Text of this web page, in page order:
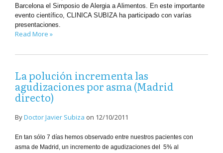
Barcelona el Simposio de Alergia a Alimentos. En este importante
evento científico, CLINICA SUBIZA ha participado con varías
presentaciones.
Read More »
La polución incrementa las
agudizaciones por asma (Madrid
directo)
ByDoctor Javier Subiza on 12/10/2011
En tan sólo 7 días hemos observado entre nuestros pacientes con
asma de Madrid, un incremento de agudizaciones del 5% al